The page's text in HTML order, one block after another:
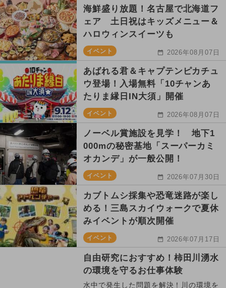
海鮮盛り放題！名古屋で北海道フ
ェア 土日祝はキッズメニュー＆
ハロウィンスイーツも
イベント 2026年08月07日
あばれる君＆キャプテンピカチュ
ウ登場！入場無料「10チャンあ
たりま縁日IN大須」開催
イベント 2026年08月07日
ノーベル賞施設を見学！ 地下1
000mの秘密基地「スーパーカミ
オカンデ」が一般公開！
イベント 2026年07月30日
カブトムシ採集や恐竜迷路が楽し
める！三島スカイウォークで夏休
みイベントが順次開催
イベント 2026年07月17日
自由研究におすすめ！柿田川湧水
の環境を守るお仕事体験
水中で発生した問題を解決！川の環境を